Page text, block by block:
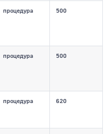
процедура 500
процедура 500
процедура 620